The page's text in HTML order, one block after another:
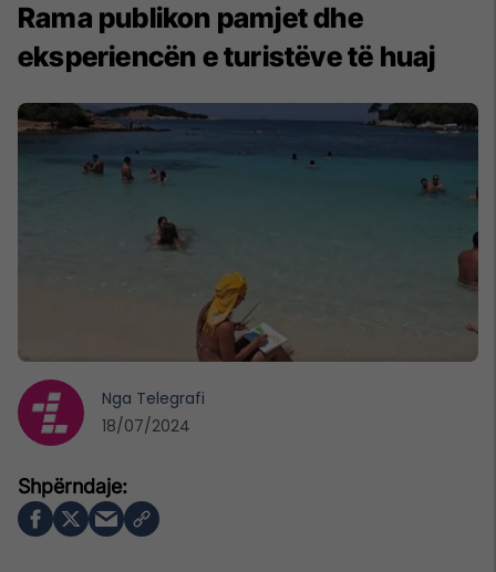
Rama publikon pamjet dhe
eksperiencën e turistëve të huaj
Nga Telegrafi
18/07/2024